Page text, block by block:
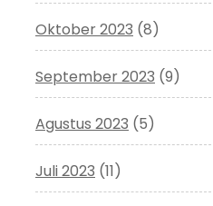
Oktober 2023 (8)
September 2023 (9)
Agustus 2023 (5)
Juli 2023 (11)